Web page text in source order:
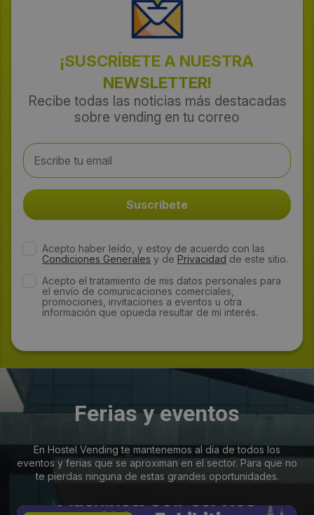
¡SUSCRÍBETE A NUESTRA
NEWSLETTER!
Recibe todas las noticias más destacadas
sobre vending en tu correo
Acepto haber leído, y estoy de acuerdo con las
Condiciones Generales y de Privacidad de este sitio.
Acepto el tratamiento de mis datos personales para
el envío de comunicaciones comerciales,
promociones, invitaciones a eventos u otra
información que opueda resultar de mi interés.
Ferias y eventos
En Hostel Vending te mantenemos al día de todos los
eventos y ferias que se aproximan en el sector. Para que no
te pierdas ninguna de estas grandes oportunidades.